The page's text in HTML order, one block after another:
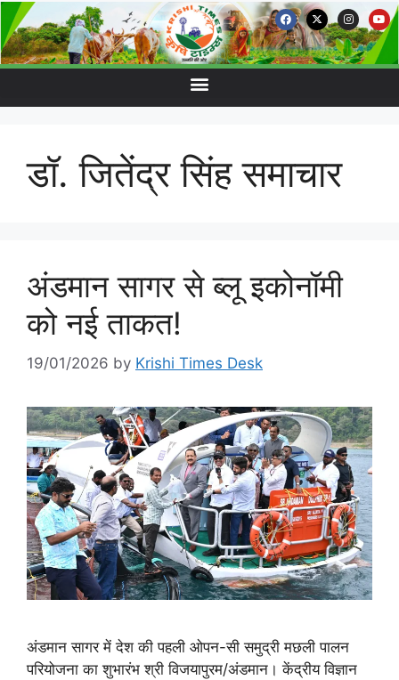
डॉ. जितेंद्र सिंह समाचार
अंडमान सागर से ब्लू इकोनॉमी
को नई ताकत!
19/01/2026 by Krishi Times Desk
अंडमान सागर में देश की पहली ओपन-सी समुद्री मछली पालन
परियोजना का शुभारंभ श्री विजयापुरम/अंडमान। केंद्रीय विज्ञान